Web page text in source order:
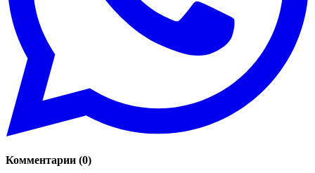
Комментарии (0)